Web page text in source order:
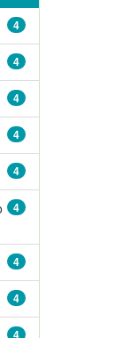
4
4
4
4
4
4
4
4
4